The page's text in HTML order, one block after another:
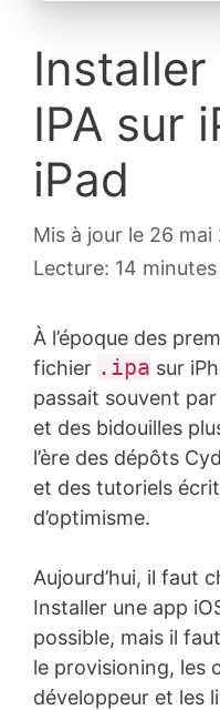
IPA sur
iPad
Mis à jour le 26 mai
Lecture: 14 minutes
À l’époque des
fichier .ipa sur
passait souvent
et des bidouilles
l’ère des dépôts
et des tutoriels
d’optimisme.
Aujourd’hui, il faut
Installer une app
possible, mais il
le provisioning, les
développeur et les